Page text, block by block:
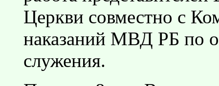
Церкви совместно с
наказаний МВД РБ по
служения.